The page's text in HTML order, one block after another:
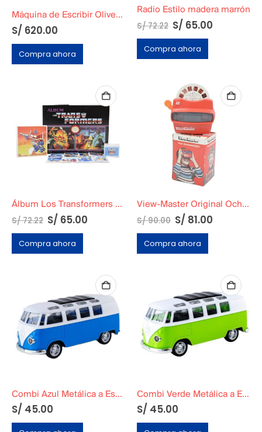
Máquina de Escribir Olivetti Valentine 1969–1971
S/ 620.00
Compra ahora
Radio Estilo madera marrón
S/72.22 S/ 65.00
Compra ahora
Álbum Los Transformers Serie en tapa blanda
S/72.22 S/ 65.00
Compra ahora
View-Master Original Ochentero En Caja / Nuevo
S/90.00 S/ 81.00
Compra ahora
Combi Azul Metálica a Escala
S/ 45.00
Combi Verde Metálica a Escala
S/ 45.00